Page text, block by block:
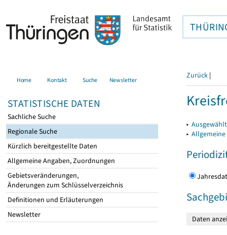
Home Kontakt Suche Newsletter
STATISTISCHE DATEN
Sachliche Suche
Regionale Suche
Kürzlich bereitgestellte Daten
Allgemeine Angaben, Zuordnungen
Gebietsveränderungen,
Änderungen zum Schlüsselverzeichnis
Definitionen und Erläuterungen
Newsletter
Zurück |
▸
▸